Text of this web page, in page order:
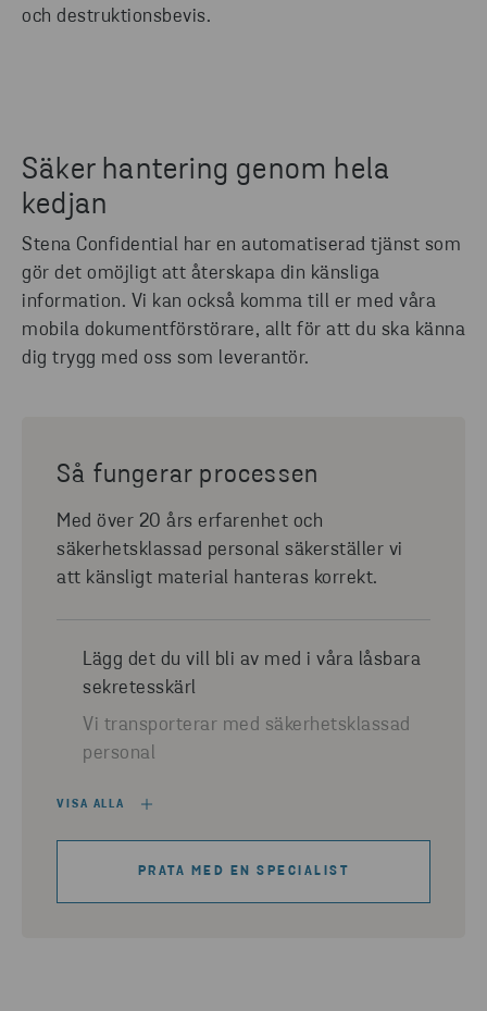
och destruktionsbevis.
Säker hantering genom hela
kedjan
Stena Confidential har en automatiserad tjänst som
gör det omöjligt att återskapa din känsliga
information. Vi kan också komma till er med våra
mobila dokumentförstörare, allt för att du ska känna
dig trygg med oss som leverantör.
Så fungerar processen
Med över 20 års erfarenhet och
säkerhetsklassad personal säkerställer vi
att känsligt material hanteras korrekt.
Lägg det du vill bli av med i våra låsbara
sekretesskärl
Vi transporterar med säkerhetsklassad
personal
VISA ALLA
PRATA MED EN SPECIALIST